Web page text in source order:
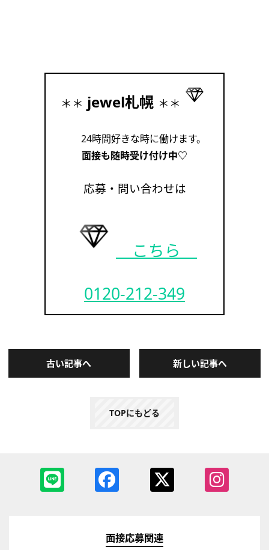
＊＊ jewel札幌 ＊＊
24時間好きな時に働けます。
面接も随時受け付け中♡
応募・問い合わせは
こちら
0120-212-349
古い記事へ 新しい記事へ
TOPにもどる
面接応募関連